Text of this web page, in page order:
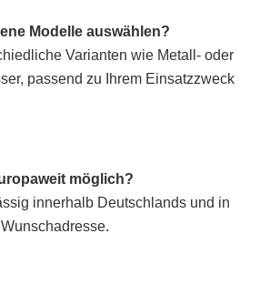
Modelle auswählen?
Varianten wie Metall- oder
passend zu Ihrem Einsatzzweck
möglich?
innerhalb Deutschlands und in